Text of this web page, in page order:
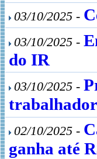
03/10/2025 -
03/10/2025 -
do IR
03/10/2025 -
02/10/2025 -
ganha até